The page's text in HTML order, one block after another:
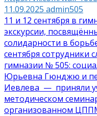
11.09.2025 admin505
Навигация
по
записям
11 и 12 сентября в
экскурсии,
солидарности в
сентября сотрудники
гимназии № 505:
Юрьевна Гюнджю и
Иевлева — приняли
методическом
организованном